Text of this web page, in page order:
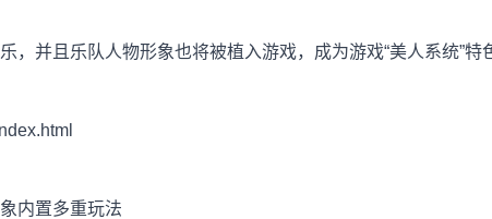
并且乐队人物形象也将被植入游戏，成为游戏“美人系统”特
内置多重玩法